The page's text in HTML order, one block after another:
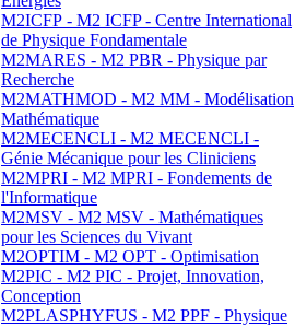
M2ICFP - M2 ICFP - Centre International
de Physique Fondamentale
M2MARES - M2 PBR - Physique par
Recherche
M2MATHMOD - M2 MM - Modélisation
Mathématique
M2MECENCLI - M2 MECENCLI -
Génie Mécanique pour les Cliniciens
M2MPRI - M2 MPRI - Fondements de
l'Informatique
M2MSV - M2 MSV - Mathématiques
pour les Sciences du Vivant
M2OPTIM - M2 OPT - Optimisation
M2PIC - M2 PIC - Projet, Innovation,
Conception
M2PLASPHYFUS - M2 PPF - Physique